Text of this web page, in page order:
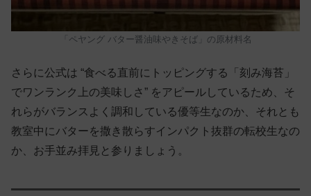
「ペヤング バター醤油味やきそば」の原材料名
さらに公式は “食べる直前にトッピングする「刻み海苔」
でワンランク上の美味しさ” をアピールしているため、そ
れらがバランスよく調和している優等生なのか、それとも
教室中にバターを撒き散らすインパクト抜群の転校生なの
か、お手並み拝見と参りましょう。